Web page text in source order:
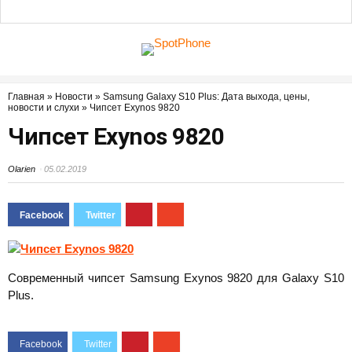
Главная » Новости » Samsung Galaxy S10 Plus: Дата выхода, цены,
новости и слухи » Чипсет Exynos 9820
Чипсет Exynos 9820
Olarien 05.02.2019
Современный чипсет Samsung Exynos 9820 для Galaxy S10
Plus.